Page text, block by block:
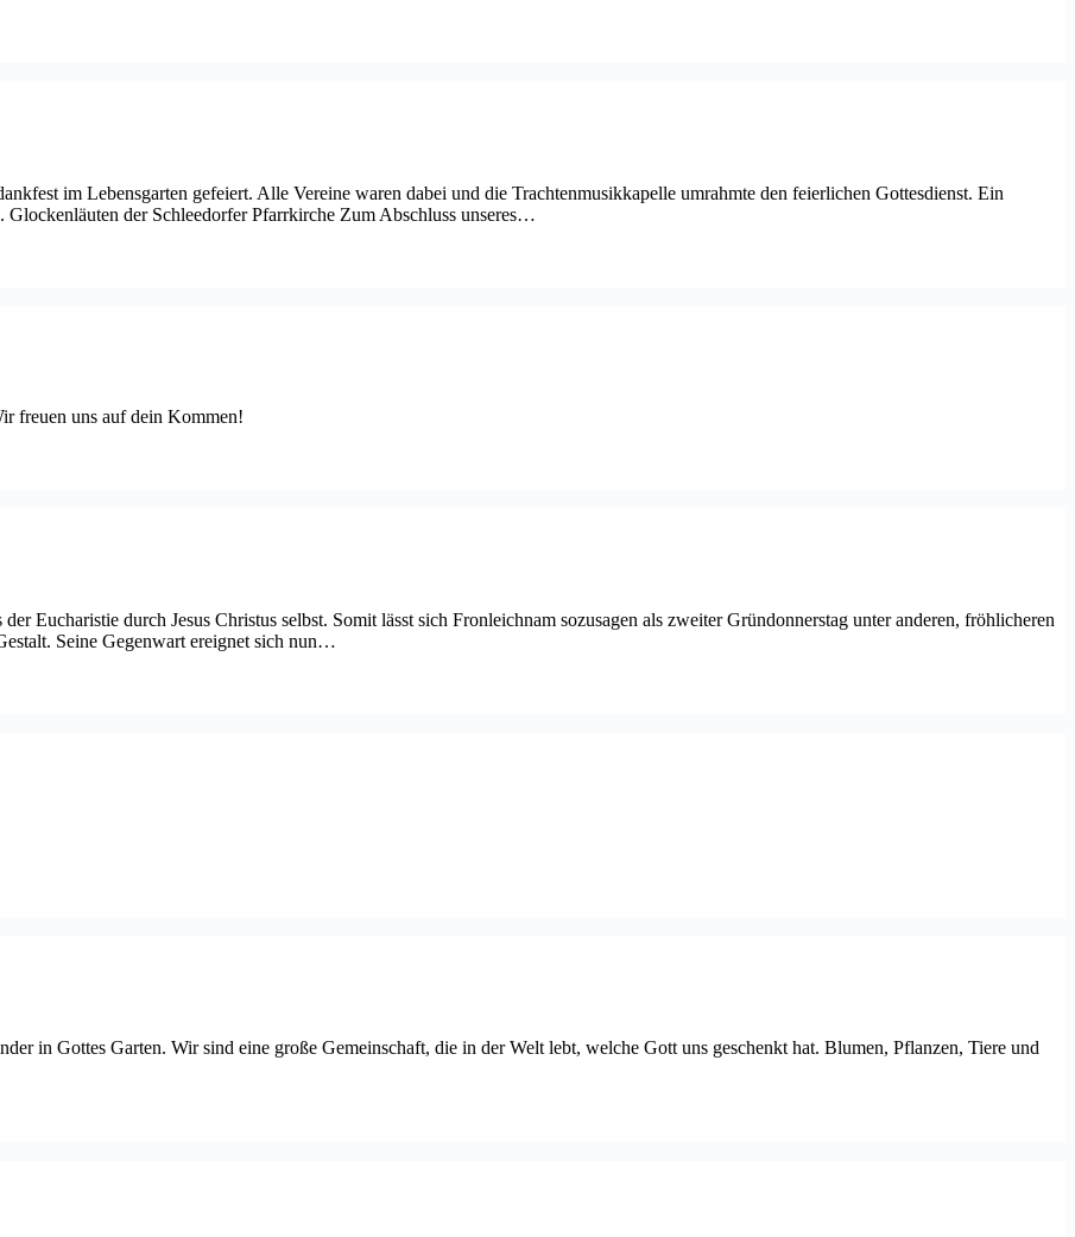
im Lebensgarten gefeiert. Alle Vereine waren dabei und die Trachtenmusikkapelle umrahmte den feierlichen Gottesdienst. Ein
der Schleedorfer Pfarrkirche Zum Abschluss unseres…
freuen uns auf dein Kommen!
Eucharistie durch Jesus Christus selbst. Somit lässt sich Fronleichnam sozusagen als zweiter Gründonnerstag unter anderen, fröhlicheren
Seine Gegenwart ereignet sich nun…
in Gottes Garten. Wir sind eine große Gemeinschaft, die in der Welt lebt, welche Gott uns geschenkt hat. Blumen, Pflanzen, Tiere und